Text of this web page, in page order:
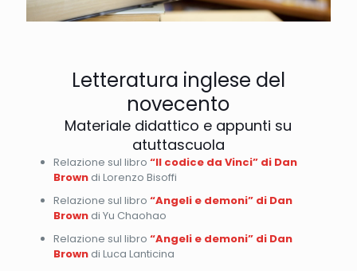
Letteratura inglese del
novecento
Materiale didattico e appunti su
atuttascuola
Relazione sul libro “Il codice da Vinci” di Dan
Browndi Lorenzo Bisoffi
Relazione sul libro “Angeli e demoni” di Dan
Browndi Yu Chaohao
Relazione sul libro “Angeli e demoni” di Dan
Browndi Luca Lanticina